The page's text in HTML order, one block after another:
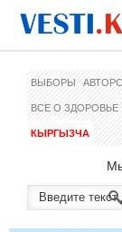
ВЫБОРЫ
ВСЕ О ЗДОРОВЬЕ
КЫРГЫЗЧА